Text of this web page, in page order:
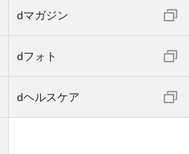
dマガジン
dフォト
dヘルスケア